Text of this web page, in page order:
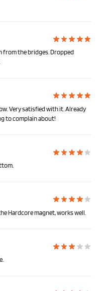
from the bridges. Dropped
Very satisfied with it. Already
to complain about!
Hardcore magnet, works well.